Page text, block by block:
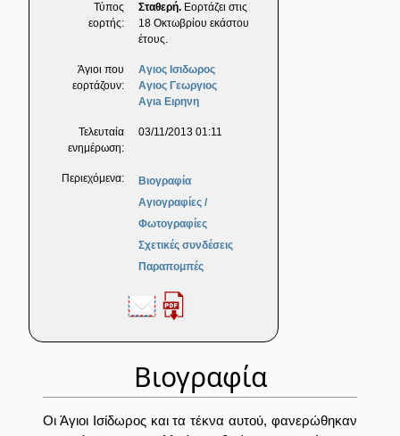
Τύπος
εορτής:
Σταθερή. Εορτάζει στις
18 Οκτωβρίου εκάστου
έτους.
Άγιοι που
εορτάζουν:
Αγιος Ισιδωρος
Αγιος Γεωργιος
Αγιa Ειρηνη
Τελευταία
ενημέρωση:
03/11/2013 01:11
Περιεχόμενα:
Βιογραφία
Αγιογραφίες /
Φωτογραφίες
Σχετικές συνδέσεις
Παραπομπές
Βιογραφία
Οι Άγιοι Ισίδωρος και τα τέκνα αυτού, φανερώθηκαν